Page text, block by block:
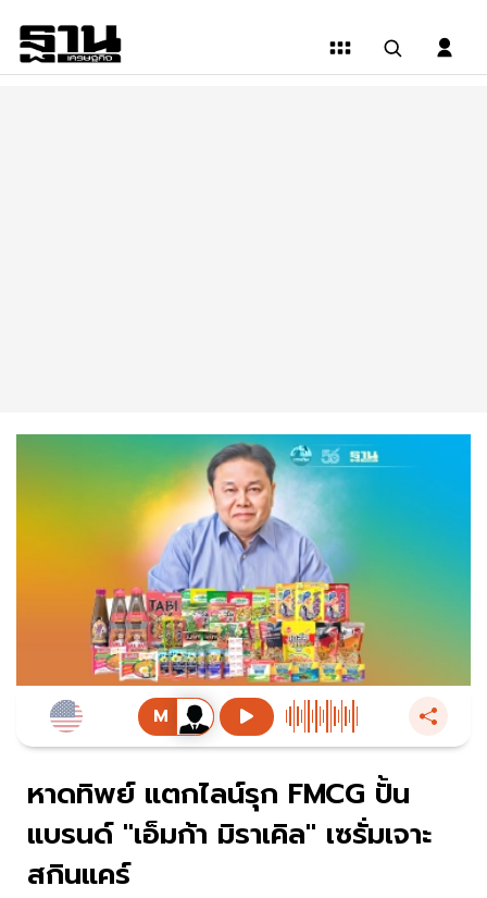
หาดทิพย์ แตกไลน์รุก FMCG ปั้น
แบรนด์ "เอ็มก้า มิราเคิล" เซรั่มเจาะ
สกินแคร์